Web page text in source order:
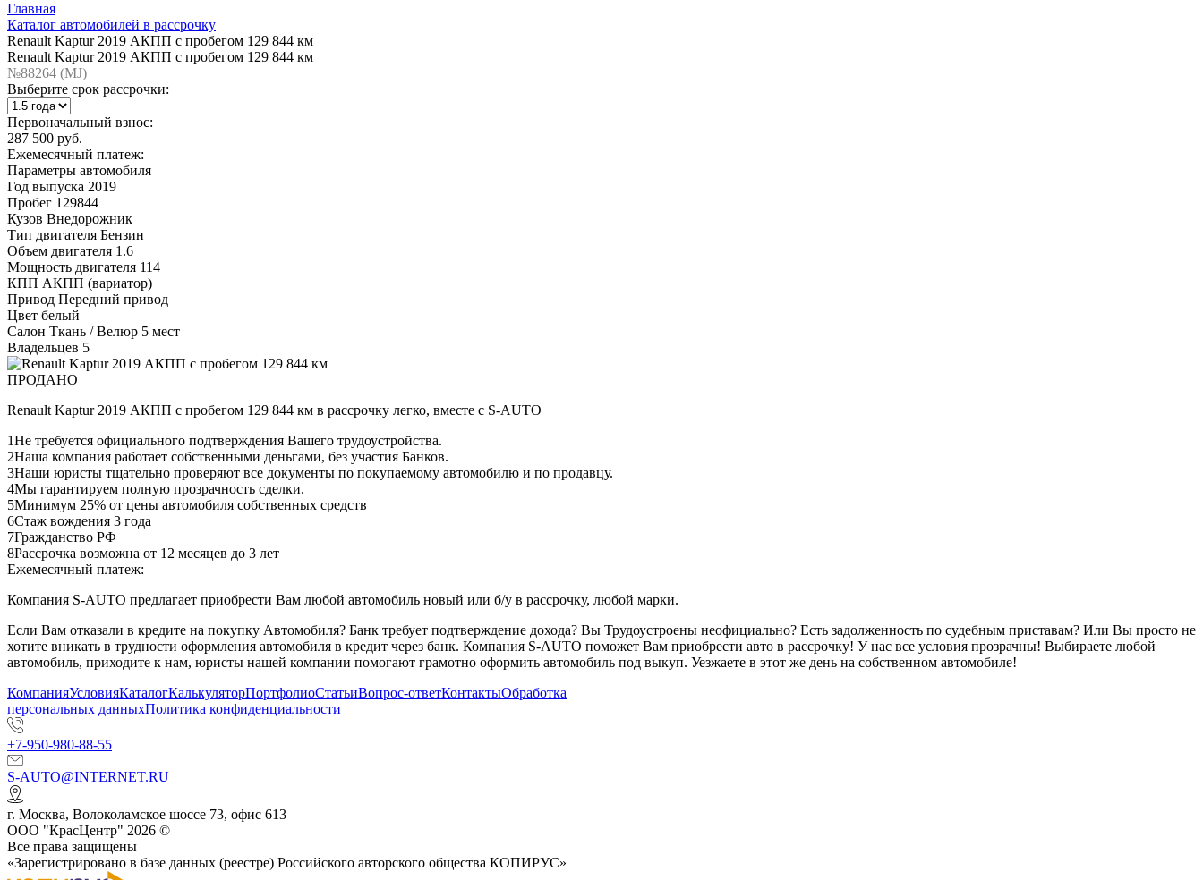
Главная
Каталог автомобилей в рассрочку
Renault Kaptur 2019 АКПП с пробегом 129 844 км
Renault Kaptur 2019 АКПП с пробегом 129 844 км
№88264 (МJ)
Выберите срок рассрочки:
Первоначальный взнос:
287 500 руб.
Ежемесячный платеж:
Параметры автомобиля
Год выпуска 2019
Пробег 129844
Кузов Внедорожник
Тип двигателя Бензин
Объем двигателя 1.6
Мощность двигателя 114
КПП АКПП (вариатор)
Привод Передний привод
Цвет белый
Салон Ткань / Велюр 5 мест
Владельцев 5
ПРОДАНО
Renault Kaptur 2019 АКПП с пробегом 129 844 км в рассрочку легко, вместе с S-AUTO
1Не требуется официального подтверждения Вашего трудоустройства.
2Наша компания работает собственными деньгами, без участия Банков.
3Наши юристы тщательно проверяют все документы по покупаемому автомобилю и по продавцу.
4Мы гарантируем полную прозрачность сделки.
5Минимум 25% от цены автомобиля собственных средств
6Стаж вождения 3 года
7Гражданство РФ
8Рассрочка возможна от 12 месяцев до 3 лет
Ежемесячный платеж:
Компания S-AUTO предлагает приобрести Вам любой автомобиль новый или б/у в рассрочку, любой марки.
Если Вам отказали в кредите на покупку Автомобиля? Банк требует подтверждение дохода? Вы Трудоустроены неофициально? Есть задолженность по судебным приставам? Или Вы просто не
хотите вникать в трудности оформления автомобиля в кредит через банк. Компания S-AUTO поможет Вам приобрести авто в рассрочку! У нас все условия прозрачны! Выбираете любой
автомобиль, приходите к нам, юристы нашей компании помогают грамотно оформить автомобиль под выкуп. Уезжаете в этот же день на собственном автомобиле!
КомпанияУсловияКаталогКалькуляторПортфолиоСтатьиВопрос-ответКонтактыОбработка
персональных данныхПолитика конфиденциальности
+7-950-980-88-55
S-AUTO@INTERNET.RU
г. Москва, Волоколамское шоссе 73, офис 613
ООО "КрасЦентр" 2026 ©
Все права защищены
«Зарегистрировано в базе данных (реестре) Российского авторского общества КОПИРУС»